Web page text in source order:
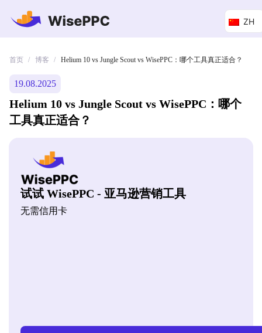
ZH
首页 / 博客 / Helium 10 vs Jungle Scout vs WisePPC：哪个工具真正适合？
19.08.2025
Helium 10 vs Jungle Scout vs WisePPC：哪个
工具真正适合？
试试 WisePPC - 亚马逊营销工具
无需信用卡